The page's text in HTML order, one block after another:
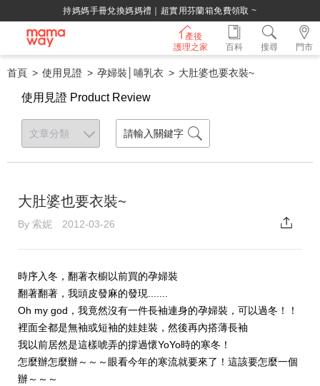
持媽媽手冊兌換媽媽禮｜超實用芬蘭箱免費領取 ~
產後
護理之家
門市
百科 搜尋
首頁 使用見證 孕婦裝│哺乳衣 大肚婆也要衣裝~
使用見證 Product Review
大肚婆也要衣裝~
By 索妮 2012-03-26
時序入冬，翻著衣櫥以前買的孕婦裝
翻著翻著，我頭皮發麻的發現.......
Oh my god，我竟然沒有一件長袖連身的孕婦裝，可以過冬！！
裡面全都是無袖或短袖的娃娃裝，然後再內搭薄長袖
我以前居然是這樣唬弄的撐過懷YoYo時的寒冬！
怎麼辦怎麼辦～～～眼看今年的寒流就要來了！這該要怎麼一個
辦～～～